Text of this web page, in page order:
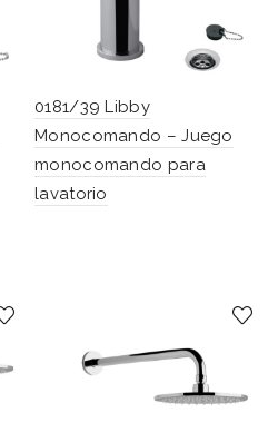
0181/39 Libby
Monocomando – Juego
monocomando para
lavatorio